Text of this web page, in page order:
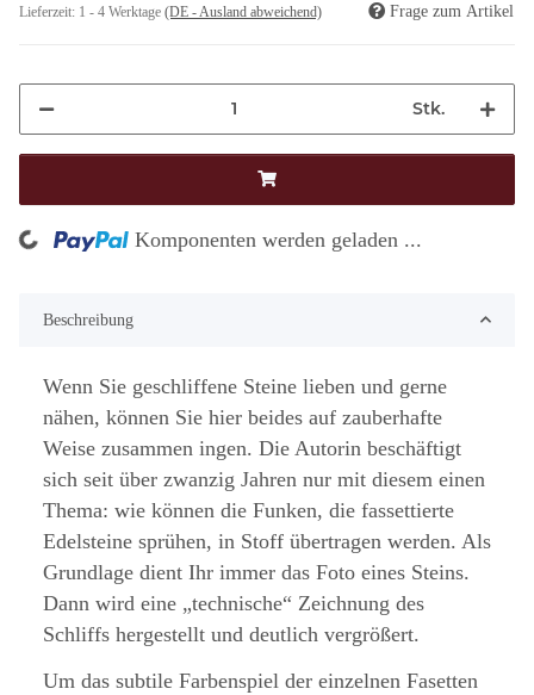
Lieferzeit: 1 - 4 Werktage (DE - Ausland abweichend) Frage zum Artikel
Stk.
Komponenten werden geladen ...
Beschreibung
Wenn Sie geschliffene Steine lieben und gerne
nähen, können Sie hier beides auf zauberhafte
Weise zusammen ingen. Die Autorin beschäftigt
sich seit über zwanzig Jahren nur mit diesem einen
Thema: wie können die Funken, die fassettierte
Edelsteine sprühen, in Stoff übertragen werden. Als
Grundlage dient Ihr immer das Foto eines Steins.
Dann wird eine „technische“ Zeichnung des
Schliffs hergestellt und deutlich vergrößert.
Um das subtile Farbenspiel der einzelnen Fasetten